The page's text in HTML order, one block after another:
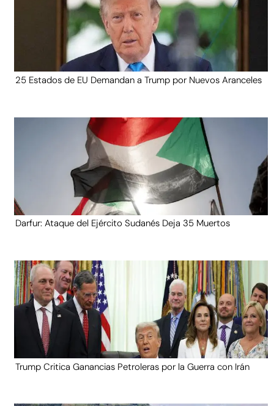
25 Estados de EU Demandan a Trump por Nuevos Aranceles
Darfur: Ataque del Ejército Sudanés Deja 35 Muertos
Trump Critica Ganancias Petroleras por la Guerra con Irán